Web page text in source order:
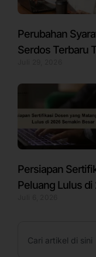
Perubahan
Serdos Terbaru
Persiapan
Peluang Lulus